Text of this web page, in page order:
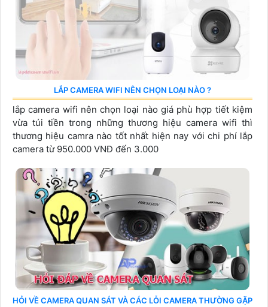
LẮP CAMERA WIFI NÊN CHỌN LOẠI NÀO ?
lắp camera wifi nên chọn loại nào giá phù hợp tiết kiệm
vừa túi tiền trong những thương hiệu camera wifi thì
thương hiệu camra nào tốt nhất hiện nay với chi phí lắp
camera từ 950.000 VNĐ đến 3.000
HỎI VỀ CAMERA QUAN SÁT VÀ CÁC LỖI CAMERA THƯỜNG GẶP